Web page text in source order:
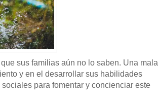
sus familias aún no lo saben. Una mala
y en el desarrollar sus habilidades
para fomentar y concienciar este